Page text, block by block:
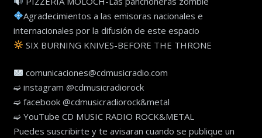
Agradecimientos a las emisoras nacionales e
internacionales por la difusión de este espacio
SIX BURNING KNIVES-BEFORE THE THRONE
comunicaciones@cdmusicradio.com
➫ instagram @cdmusicradiorock
➫ facebook @cdmusicradiorock&metal
➫ YouTube CD MUSIC RADIO ROCK&METAL
Puedes suscribirte y te avisaran cuando se publique un